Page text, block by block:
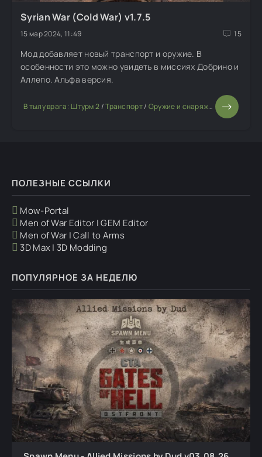
Syrian War (Cold War) v1.7.5
15 мар 2024, 11:49 15
Мод добавляет новый транспорт и оружие. В
особенности это можно увидеть в миссиях Добрино и
Аллепо. Альфа версия.
В тылу врага: Штурм 2 /Транспорт/ Оружие и снаряжение /
ПОЛЕЗНЫЕ ССЫЛКИ
Mow-Portal
Men of War Editor | GEM Editor
Men of War | Call to Arms
3D Max | 3D Modding
ПОПУЛЯРНОЕ ЗА НЕДЕЛЮ